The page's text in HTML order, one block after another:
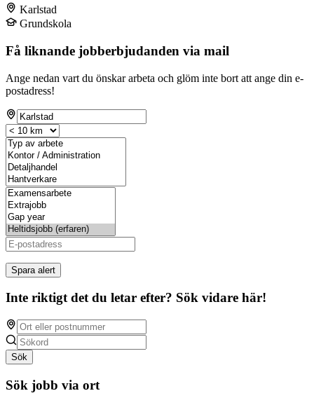
Karlstad
Grundskola
Få liknande jobberbjudanden via mail
Ange nedan vart du önskar arbeta och glöm inte bort att ange din e-
postadress!
Spara alert
Inte riktigt det du letar efter? Sök vidare här!
Sök
Sök jobb via ort